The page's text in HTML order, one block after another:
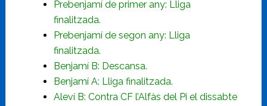
Prebenjamí de primer any: Lliga
finalitzada.
Prebenjamí de segon any: Lliga
finalitzada.
Benjamí B: Descansa.
Benjamí A: Lliga finalitzada.
Aleví B: Contra CF l’Alfàs del Pi el dissabte